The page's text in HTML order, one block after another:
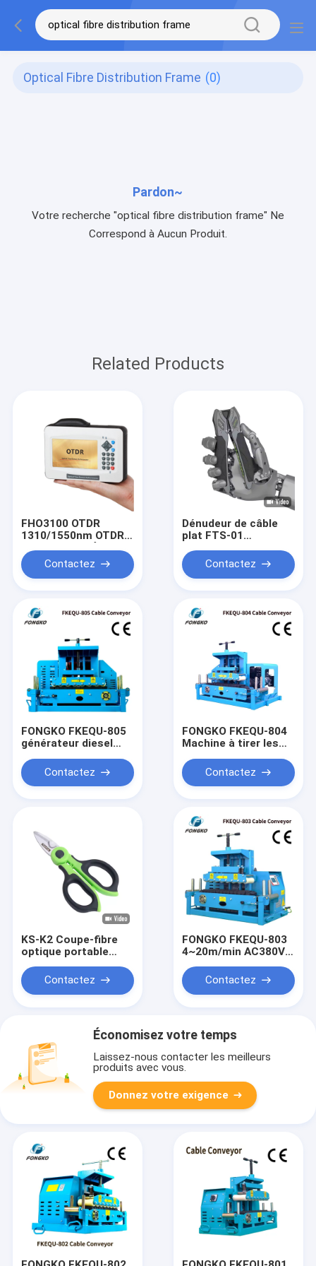
Optical Fibre Distribution Frame (0)
Pardon~
Votre recherche "optical fibre distribution frame" Ne
Correspond à Aucun Produit.
Related Products
FHO3100 OTDR
1310/1550nm OTDR à
fibre optique Écran
tactile VFL OLS OPM
Carte d'événements
Contactez
Dénudeur de câble
plat FTS-01
Dénudeur de câble à
fibre optique
Contactez
FONGKO FKEQU-805
générateur diesel
~ 20m/min
générateur
Contactez
FONGKO FKEQU-804
Machine à tirer les
essence 4~20m/min
Convoyeur de câbles
Contactez
KS-K2 Coupe-fibre
optique portable
dénudeur de câble
optiqueContactez
FONGKO FKEQU-803
4~20m/min AC380V
1-18cm Outil de
traction de câble
léger pour convoyeur
Contactez
Économisez votre temps
Laissez-nous contacter les meilleurs
produits avec vous.
Donnez votre exigence